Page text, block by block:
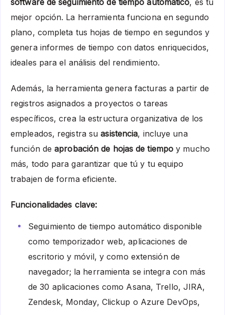
software de seguimiento de tiempo automático, es tu
mejor opción. La herramienta funciona en segundo
plano, completa tus hojas de tiempo en segundos y
genera informes de tiempo con datos enriquecidos,
ideales para el análisis del rendimiento.
Además, la herramienta genera facturas a partir de
registros asignados a proyectos o tareas
específicos, crea la estructura organizativa de los
empleados, registra suasistencia, incluye una
función deaprobación de hojas de tiempo y mucho
más, todo para garantizar que tú y tu equipo
trabajen de forma eficiente.
Funcionalidades clave:
Seguimiento de tiempo automático disponible
como temporizador web, aplicaciones de
escritorio y móvil, y como extensión de
navegador; la herramienta se integra con más
de 30 aplicaciones como Asana, Trello, JIRA,
Zendesk, Monday, Clickup o Azure DevOps,